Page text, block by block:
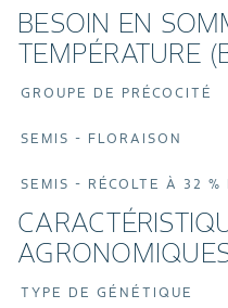
BESOIN EN
TEMPÉRATURE
GROUPE DE PRÉCOCITÉ
SEMIS - FLORAISON
SEMIS - RÉCOLTE À 32 %
TYPE DE GÉNÉTIQUE